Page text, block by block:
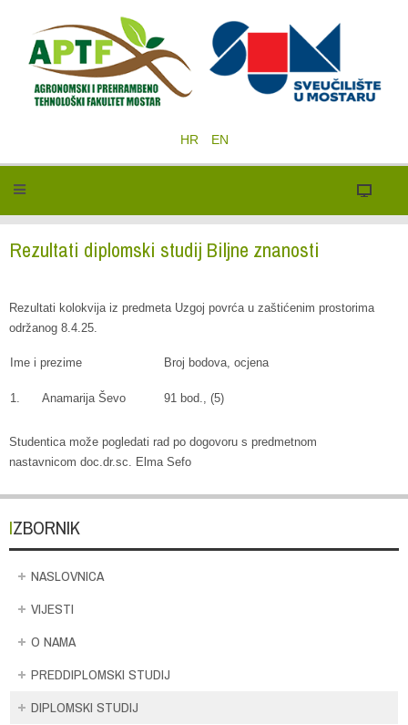
HR EN
Rezultati diplomski studij Biljne znanosti
Rezultati kolokvija iz predmeta Uzgoj povrća u zaštićenim prostorima
održanog 8.4.25.
Ime i prezime Broj bodova, ocjena
1. Anamarija Ševo 91 bod., (5)
Studentica može pogledati rad po dogovoru s predmetnom
nastavnicom doc.dr.sc. Elma Sefo
IZBORNIK
NASLOVNICA
VIJESTI
O NAMA
PREDDIPLOMSKI STUDIJ
DIPLOMSKI STUDIJ